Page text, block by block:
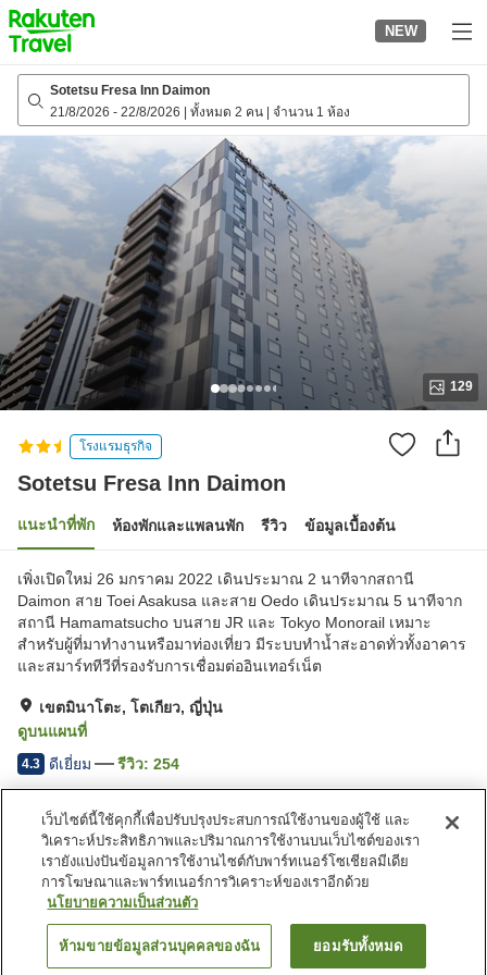
to
top
page
NEW
Sotetsu Fresa Inn Daimon
21/8/2026 - 22/8/2026 ทั้งหมด 2 คน จำนวน 1 ห้อง
129
โรงแรมธุรกิจ
Sotetsu Fresa Inn Daimon
แนะนำที่พัก ห้องพักและแพลนพัก รีวิว ข้อมูลเบื้องต้น
เพิ่งเปิดใหม่ 26 มกราคม 2022 เดินประมาณ 2 นาทีจากสถานี
Daimon สาย Toei Asakusa และสาย Oedo เดินประมาณ 5 นาทีจาก
สถานี Hamamatsucho บนสาย JR และ Tokyo Monorail เหมาะ
สำหรับผู้ที่มาทำงานหรือมาท่องเที่ยว มีระบบทำน้ำสะอาดทั่วทั้งอาคาร
และสมาร์ททีวีที่รองรับการเชื่อมต่ออินเทอร์เน็ต
เขตมินาโตะ, โตเกียว, ญี่ปุ่น
ดูบนแผนที่
4.3 ดีเยี่ยม รีวิว: 254
สิ่งอำนวยความสะดวกในที่พัก
Wi-Fi
ปลอดบุหรี่
มีพื้นที่สำหรับสูบบุหรี่
ตู้จำหน่ายอัตโนมัติ
หน้าแรก ญี่ปุ่น โตเกียว
เขตมินาโตะ
Sotetsu Fresa Inn Daimon
ค้นหาห้องพัก
เว็บไซต์นี้ใช้คุกกี้เพื่อปรับปรุงประสบการณ์ใช้งานของผู้ใช้ และ
วิเคราะห์ประสิทธิภาพและปริมาณการใช้งานบนเว็บไซต์ของเรา
เรายังแบ่งปันข้อมูลการใช้งานไซต์กับพาร์ทเนอร์โซเชียลมีเดีย
การโฆษณาและพาร์ทเนอร์การวิเคราะห์ของเราอีกด้วย
นโยบายความเป็นส่วนตัว
ห้ามขายข้อมูลส่วนบุคคลของฉัน ยอมรับทั้งหมด